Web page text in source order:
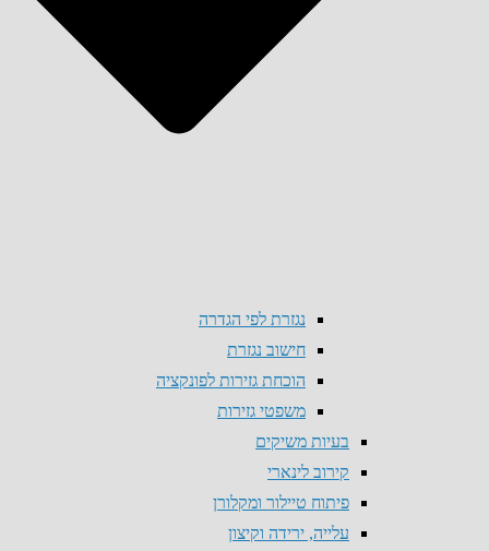
נגזרת לפי הגדרה
חישוב נגזרת
הוכחת גזירות לפונקציה
משפטי גזירות
בעיות משיקים
קירוב לינארי
פיתוח טיילור ומקלורן
עלייה, ירידה וקיצון